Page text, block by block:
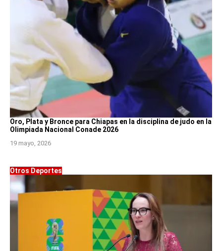
Oro, Plata y Bronce para Chiapas en la disciplina de judo en la
Olimpiada Nacional Conade 2026
19 mayo, 2026
Otros Deportes